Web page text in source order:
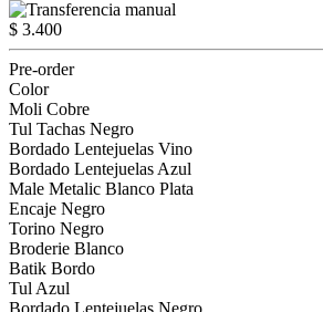
$ 3.400
Pre-order
Color
Moli Cobre
Tul Tachas Negro
Bordado Lentejuelas Vino
Bordado Lentejuelas Azul
Male Metalic Blanco Plata
Encaje Negro
Torino Negro
Broderie Blanco
Batik Bordo
Tul Azul
Bordado Lentejuelas Negro